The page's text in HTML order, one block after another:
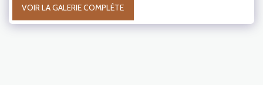
VOIR LA GALERIE COMPLÈTE